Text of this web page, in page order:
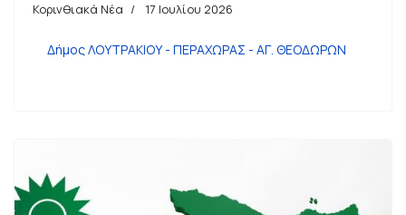
Κορινθιακά Νέα 17 Ιουλίου 2026
Δήμος ΛΟΥΤΡΑΚΙΟΥ - ΠΕΡΑΧΩΡΑΣ - ΑΓ. ΘΕΟΔΩΡΩΝ